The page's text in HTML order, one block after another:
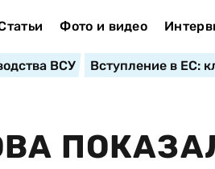
Фото и видео
ВСУ Вступление в ЕС: